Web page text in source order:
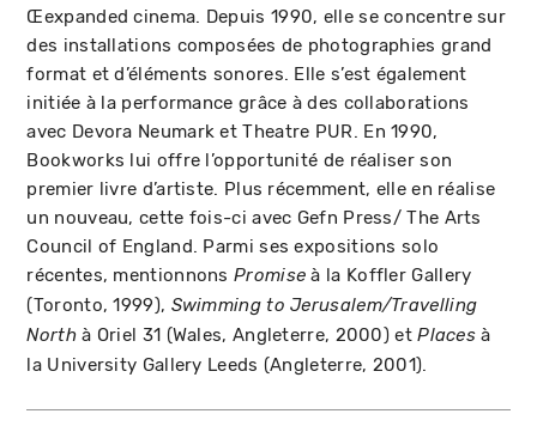
Œexpanded cinema. Depuis 1990, elle se concentre sur
des installations composées de photographies grand
format et d’éléments sonores. Elle s’est également
initiée à la performance grâce à des collaborations
avec Devora Neumark et Theatre PUR. En 1990,
Bookworks lui offre l’opportunité de réaliser son
premier livre d’artiste. Plus récemment, elle en réalise
un nouveau, cette fois-ci avec Gefn Press/ The Arts
Council of England. Parmi ses expositions solo
récentes, mentionnonsPromise à la Koffler Gallery
(Toronto, 1999), Swimming to Jerusalem/Travelling
Northà Oriel 31 (Wales, Angleterre, 2000) etPlaces à
la University Gallery Leeds (Angleterre, 2001).